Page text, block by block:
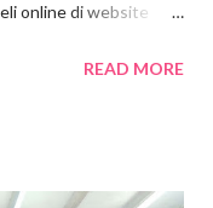
online di website
. Itupun masih
READ MORE